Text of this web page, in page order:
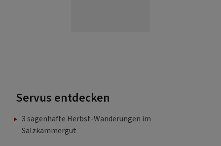
Servus entdecken
3 sagenhafte Herbst-Wanderungen im
Salzkammergut